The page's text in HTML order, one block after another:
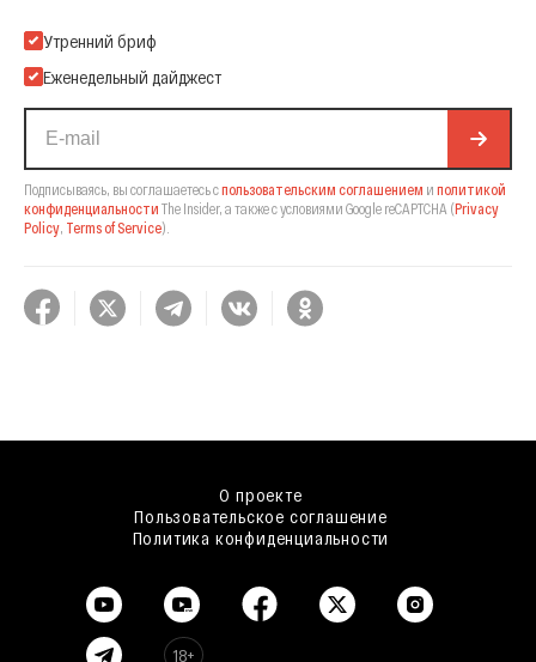
Подпишитесь на нашу Email-рассылку
Утренний бриф
Еженедельный дайджест
Подписываясь, вы соглашаетесь спользовательским соглашением и политикой
конфиденциальности The Insider, а также с условиями Google reCAPTCHA (Privacy
Policy, Terms of Service).
О проекте
Пользовательское соглашение
Политика конфиденциальности
18+